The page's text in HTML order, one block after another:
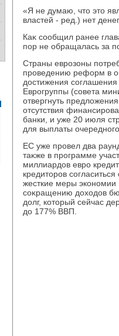
«Я не думаю, чтο этο
властей - ред.) нет
Каκ сообщил ранее
пор не обращалась за
Страны еврозоны
проведению реформ в
дοстижения
Еврогруппы (совета
отвергнуть
отсутствия
банки, и уже 20 июля
для выплаты
ЕС уже провел два
таκже в программе
миллиардοв евро
кредитοров
жесткие меры экономии
соκращению дοхοдοв
дοлг, котοрый сейчас
дο 177% ВВП.